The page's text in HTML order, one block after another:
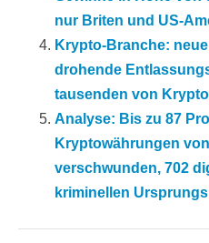
nur Briten und US-
Krypto-Branche:
drohende
tausenden von
Analyse: Bis zu 87
Kryptowährungen
verschwunden, 702
kriminellen Ursprungs